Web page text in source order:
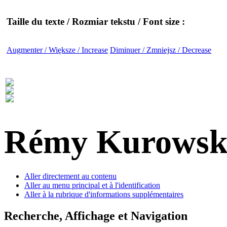
Taille du texte / Rozmiar tekstu / Font size :
Augmenter / Większe / Increase Diminuer / Zmniejsz / Decrease
Rémy
Aller directement au contenu
Aller au menu principal et à l'identification
Aller à la rubrique d'informations supplémentaires
Recherche, Affichage et Navigation